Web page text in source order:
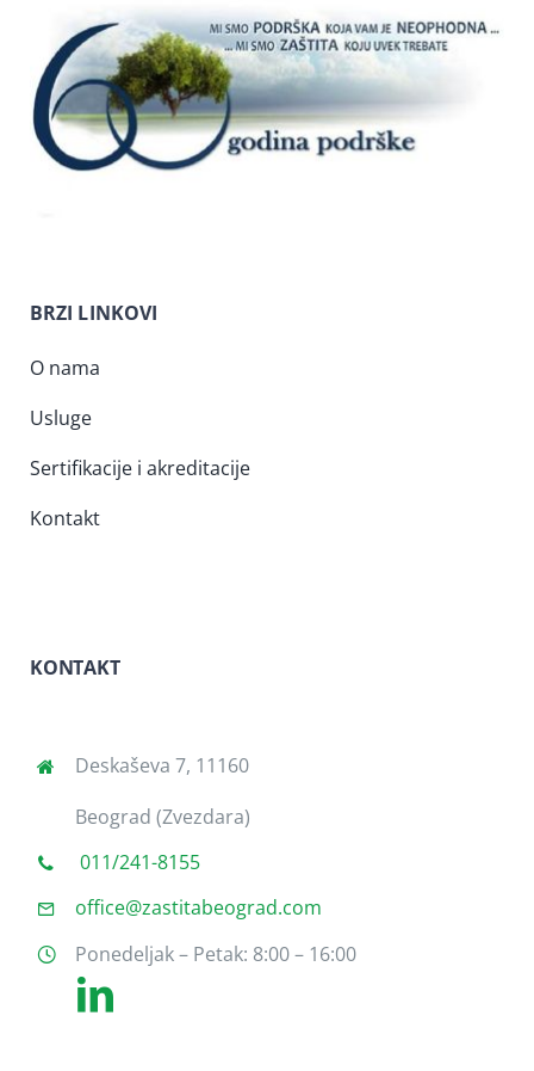
BRZI LINKOVI
O nama
Usluge
Sertifikacije i akreditacije
Kontakt
KONTAKT
Deskaševa 7, 11160
Beograd (Zvezdara)
011/241-8155
office@zastitabeograd.com
Ponedeljak – Petak: 8:00 – 16:00